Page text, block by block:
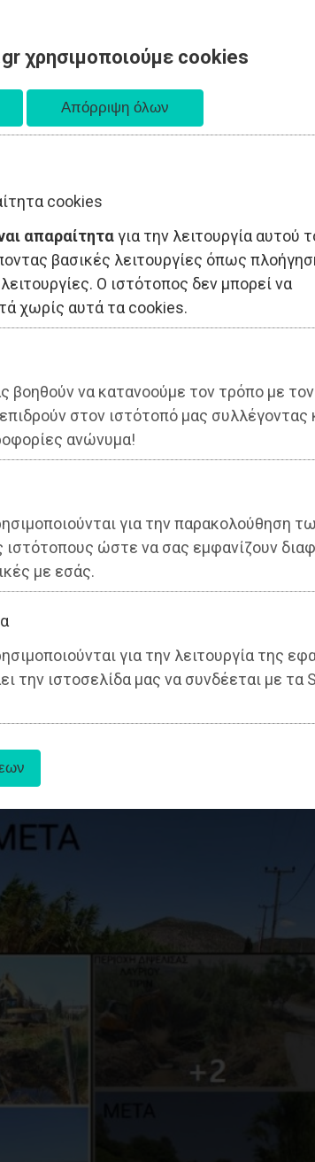
χρησιμοποιούμε cookies
cookies
απαραίτηταγια την λειτουργία αυτού
βασικές λειτουργίες όπως
Ο ιστότοπος δεν μπορεί να
χωρίς αυτά τα cookies.
βοηθούν να κατανοούμε τον τρόπο με τον
στον ιστότοπό μας συλλέγοντας
ανώνυμα!
για την παρακολούθηση
ώστε να σας εμφανίζουν
με εσάς.
για την λειτουργία της
την ιστοσελίδα μας να συνδέεται με τα